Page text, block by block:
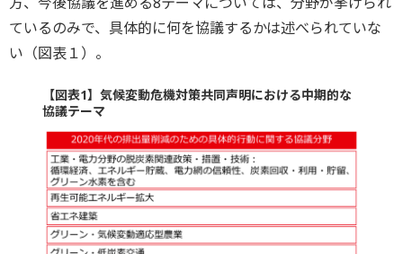
ているのみで、具体的に何を協議するかは述べられていな
い（図表１）。
【図表1】気候変動危機対策共同声明における中期的な
協議テーマ